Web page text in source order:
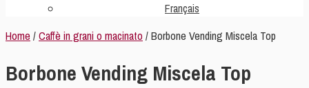
Français
Home /Caffè in grani o macinato / Borbone Vending Miscela Top
Borbone Vending Miscela Top